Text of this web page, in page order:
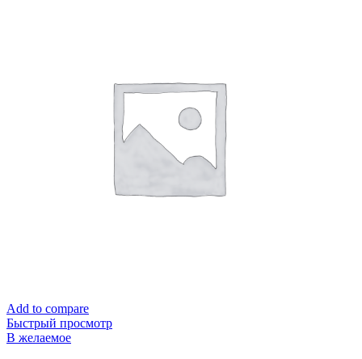
Add to compare
Быстрый просмотр
В желаемое